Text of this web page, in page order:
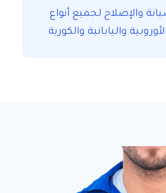
والإصلاح لجميع أنواع
واليابانية والكورية